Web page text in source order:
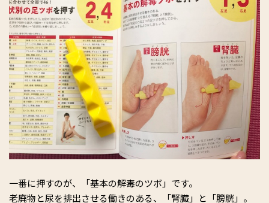
一番に押すのが、「基本の解毒のツボ」です。
老廃物と尿を排出させる働きのある、「腎臓」と「膀胱」。